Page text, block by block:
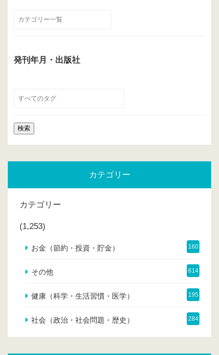
発刊年月・出版社
カテゴリー
カテゴリー
(1,253)
お金（節約・投資・貯金） 160
その他 614
健康（科学・生活習慣・医学） 195
社会（政治・社会問題・歴史） 284